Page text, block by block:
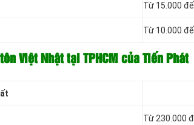
Từ 15.000
Từ 10.000
Việt Nhật tại TPHCM của Tiến Phát
Từ 230.000